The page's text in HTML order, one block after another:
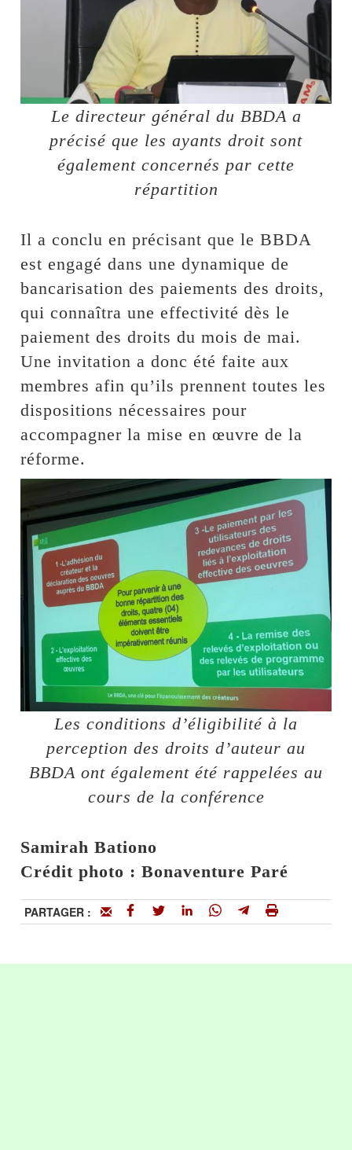
Le directeur général du BBDA a
précisé que les ayants droit sont
également concernés par cette
répartition
Il a conclu en précisant que le BBDA
est engagé dans une dynamique de
bancarisation des paiements des droits,
qui connaîtra une effectivité dès le
paiement des droits du mois de mai.
Une invitation a donc été faite aux
membres afin qu’ils prennent toutes les
dispositions nécessaires pour
accompagner la mise en œuvre de la
réforme.
Les conditions d’éligibilité à la
perception des droits d’auteur au
BBDA ont également été rappelées au
cours de la conférence
Samirah Bationo
Crédit photo : Bonaventure Paré
PARTAGER :